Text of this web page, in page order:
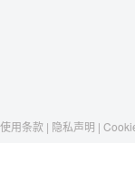
使用条款 | 隐私声明 |